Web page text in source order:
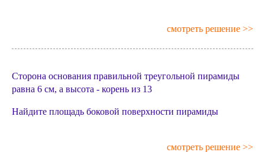
смотреть решение >>
Сторона основания правильной треугольной пирамиды
равна 6 см, а высота - корень из 13
Найдите площадь боковой поверхности пирамиды
смотреть решение >>